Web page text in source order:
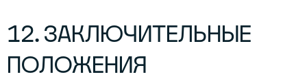
12. ЗАКЛЮЧИТЕЛЬНЫЕ
ПОЛОЖЕНИЯ